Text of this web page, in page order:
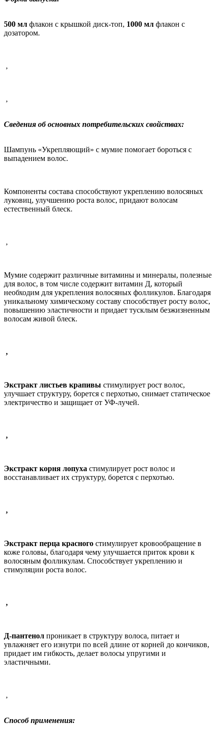
500 мл флакон с крышкой диск-топ, 1000 мл флакон с
дозатором.
,
,
Сведения об основных потребительских свойствах:
Шампунь «Укрепляющий» с мумие помогает бороться с
выпадением волос.
Компоненты состава способствуют укреплению волосяных
луковиц, улучшению роста волос, придают волосам
естественный блеск.
,
Мумие содержит различные витамины и минералы, полезные
для волос, в том числе содержит витамин Д, который
необходим для укрепления волосяных фолликулов. Благодаря
уникальному химическому составу способствует росту волос,
повышению эластичности и придает тусклым безжизненным
волосам живой блеск.
,
Экстракт листьев крапивы стимулирует рост волос,
улучшает структуру, борется с перхотью, снимает статическое
электричество и защищает от УФ-лучей.
,
Экстракт корня лопуха стимулирует рост волос и
восстанавливает их структуру, борется с перхотью.
,
Экстракт перца красного стимулирует кровообращение в
коже головы, благодаря чему улучшается приток крови к
волосяным фолликулам. Способствует укреплению и
стимуляции роста волос.
,
Д-пантенол проникает в структуру волоса, питает и
увлажняет его изнутри по всей длине от корней до кончиков,
придает им гибкость, делает волосы упругими и
эластичными.
,
Способ применения: